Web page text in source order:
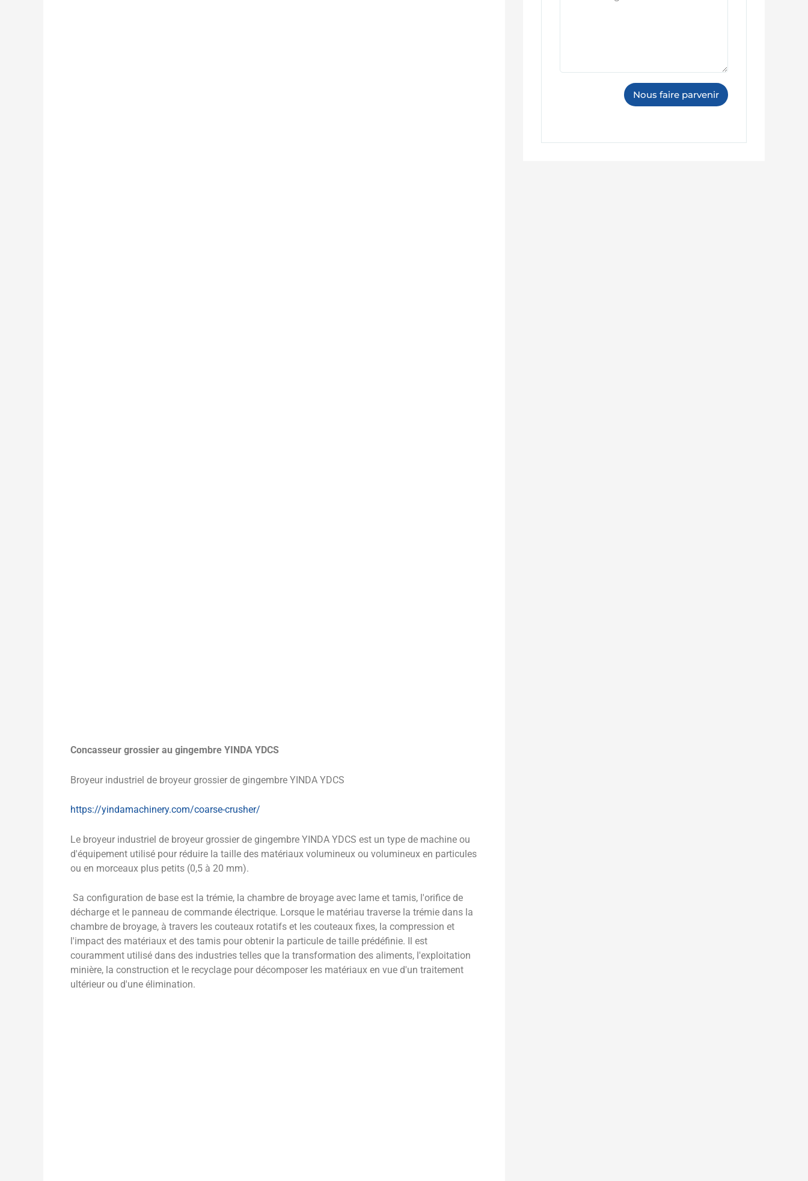
Concasseur grossier au gingembre YINDA YDCS
Broyeur industriel de broyeur grossier de gingembre YINDA YDCS
https://yindamachinery.com/coarse-crusher/
Le broyeur industriel de broyeur grossier de gingembre YINDA YDCS est un type de machine ou
d'équipement utilisé pour réduire la taille des matériaux volumineux ou volumineux en particules
ou en morceaux plus petits (0,5 à 20 mm).
Sa configuration de base est la trémie, la chambre de broyage avec lame et tamis, l'orifice de
décharge et le panneau de commande électrique. Lorsque le matériau traverse la trémie dans la
chambre de broyage, à travers les couteaux rotatifs et les couteaux fixes, la compression et
l'impact des matériaux et des tamis pour obtenir la particule de taille prédéfinie. Il est
couramment utilisé dans des industries telles que la transformation des aliments, l'exploitation
minière, la construction et le recyclage pour décomposer les matériaux en vue d'un traitement
ultérieur ou d'une élimination.